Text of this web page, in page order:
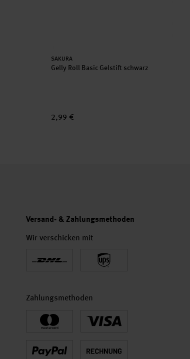
Hersteller:
SAKURA
Gelly Roll Basic Gelstift schwarz
2,99 €
Versand- & Zahlungsmethoden
Wir verschicken mit
Zahlungsmethoden